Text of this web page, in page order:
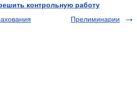
контрольную работу
Прелиминарии